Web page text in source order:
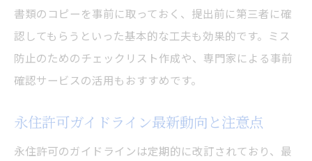
書類のコピーを事前に取っておく、提出前に第三者に確
認してもらうといった基本的な工夫も効果的です。ミス
防止のためのチェックリスト作成や、専門家による事前
確認サービスの活用もおすすめです。
永住許可ガイドライン最新動向と注意点
永住許可のガイドラインは定期的に改訂されており、最